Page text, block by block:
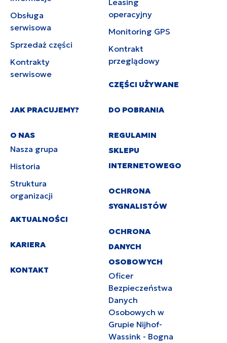
Obsługa
serwisowa
Sprzedaż części
Kontrakty
serwisowe
Leasing
operacyjny
Monitoring GPS
Kontrakt
przeglądowy
CZĘŚCI UŻYWANE
JAK PRACUJEMY?
O NAS
Nasza grupa
Historia
Struktura
organizacji
AKTUALNOŚCI
KARIERA
KONTAKT
DO POBRANIA
REGULAMIN
SKLEPU
INTERNETOWEGO
OCHRONA
SYGNALISTÓW
OCHRONA
DANYCH
OSOBOWYCH
Oficer
Bezpieczeństwa
Danych
Osobowych w
Grupie Nijhof-
Wassink - Bogna